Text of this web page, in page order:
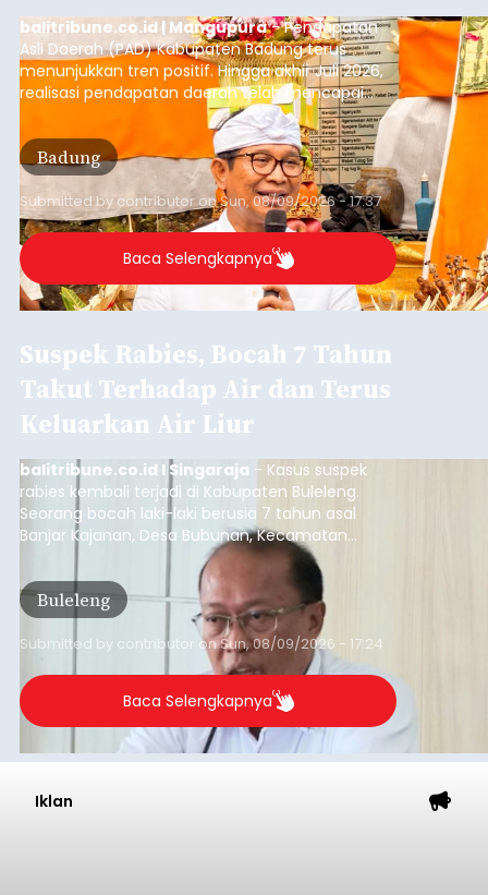
balitribune.co.id | Mangupura- Pendapatan
Asli Daerah (PAD) Kabupaten Badung terus
menunjukkan tren positif. Hingga akhir Juli 2026,
realisasi pendapatan daerah telah mencapai
Rp4,1 triliun atau rata-rata sekitar Rp730 miliar
per bulan, meningkat signifikan dibandingkan
rata-rata penerimaan sebelumnya yang berkisar
Rp350 miliar hingga Rp400 miliar per bulan.
Badung
Submitted by contributor onSun, 08/09/2026 - 17:37
Baca Selengkapnya
Suspek Rabies, Bocah 7 Tahun
Takut Terhadap Air dan Terus
Keluarkan Air Liur
balitribune.co.id I Singaraja - Kasus suspek
rabies kembali terjadi di Kabupaten Buleleng.
Seorang bocah laki-laki berusia 7 tahun asal
Banjar Kajanan, Desa Bubunan, Kecamatan
Seririt, dilaporkan mengalami gejala khas rabies
setelah sebelumnya digigit anjing pada awal Juni
2026.
Buleleng
Submitted by contributor onSun, 08/09/2026 - 17:24
Baca Selengkapnya
Iklan